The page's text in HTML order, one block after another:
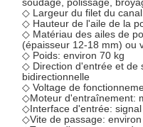
◇ Largeur du filet du
◇ Hauteur de l'aile de la
◇ Matériau des ailes de
(épaisseur 12-18 mm) ou
◇ Poids: environ 70 kg
◇ Direction d'entrée et de
bidirectionnelle
◇ Voltage de
◇Moteur d'entraînement:
◇Interface d'entrée:
◇Vite de passage: